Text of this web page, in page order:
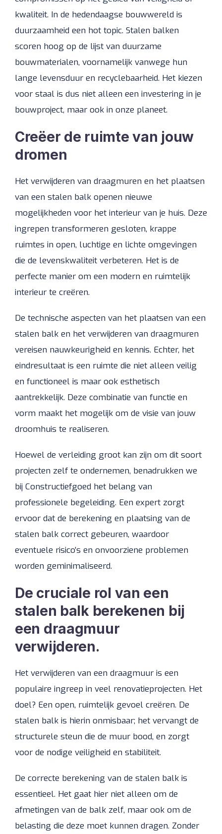
kwaliteit. In de hedendaagse bouwwereld is
duurzaamheid een hot topic. Stalen balken
scoren hoog op de lijst van duurzame
bouwmaterialen, voornamelijk vanwege hun
lange levensduur en recyclebaarheid. Het kiezen
voor staal is dus niet alleen een investering in je
bouwproject, maar ook in onze planeet.
Creëer de ruimte van jouw
dromen
Het verwijderen van draagmuren en het plaatsen
van een stalen balk openen nieuwe
mogelijkheden voor het interieur van je huis. Deze
ingrepen transformeren gesloten, krappe
ruimtes in open, luchtige en lichte omgevingen
die de levenskwaliteit verbeteren. Het is de
perfecte manier om een modern en ruimtelijk
interieur te creëren.
De technische aspecten van het plaatsen van een
stalen balk en het verwijderen van draagmuren
vereisen nauwkeurigheid en kennis. Echter, het
eindresultaat is een ruimte die niet alleen veilig
en functioneel is maar ook esthetisch
aantrekkelijk. Deze combinatie van functie en
vorm maakt het mogelijk om de visie van jouw
droomhuis te realiseren.
Hoewel de verleiding groot kan zijn om dit soort
projecten zelf te ondernemen, benadrukken we
bij Constructiefgoed het belang van
professionele begeleiding. Een expert zorgt
ervoor dat de berekening en plaatsing van de
stalen balk correct gebeuren, waardoor
eventuele risico’s en onvoorziene problemen
worden geminimaliseerd.
De cruciale rol van een
stalen balk berekenen bij
een draagmuur
verwijderen.
Het verwijderen van een draagmuur is een
populaire ingreep in veel renovatieprojecten. Het
doel? Een open, ruimtelijk gevoel creëren. De
stalen balk is hierin onmisbaar; het vervangt de
structurele steun die de muur bood, en zorgt
voor de nodige veiligheid en stabiliteit.
De correcte berekening van de stalen balk is
essentieel. Het gaat hier niet alleen om de
afmetingen van de balk zelf, maar ook om de
belasting die deze moet kunnen dragen. Zonder